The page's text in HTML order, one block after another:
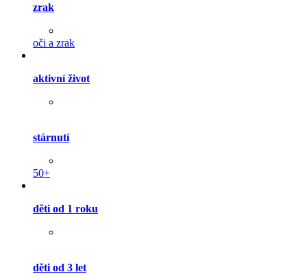
zrak
oči a zrak
aktivní život
stárnutí
50+
děti od 1 roku
děti od 3 let